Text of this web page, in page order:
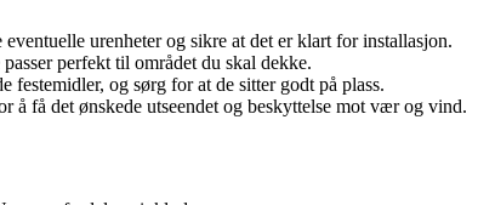
urenheter og sikre at det er klart for installasjon.
perfekt til området du skal dekke.
festemidler, og sørg for at de sitter godt på plass.
å få det ønskede utseendet og beskyttelse mot vær og vind.